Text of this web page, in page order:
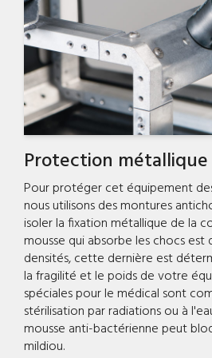
Protection
Pour protéger cet équipement
nous utilisons des montures
isoler la fixation métallique de la
mousse qui absorbe les chocs est
densités, cette dernière est
la fragilité et le poids de votre
spéciales pour le médical sont
stérilisation par radiations ou à
mousse anti-bactérienne peut
mildiou.